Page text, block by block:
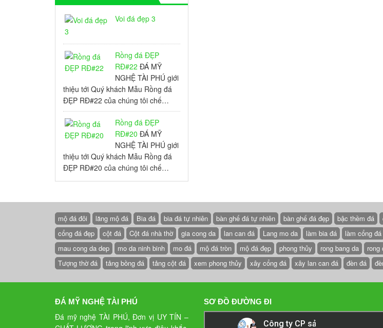
Voi đá đẹp 3
Rồng đá ĐẸP
RĐ#22 ĐÁ MỸ
NGHỆ TÀI PHÚ giới
thiệu tới Quý khách Mẫu Rồng đá
ĐẸP RĐ#22 của chúng tôi chế…
Rồng đá ĐẸP
RĐ#20 ĐÁ MỸ
NGHỆ TÀI PHÚ giới
thiệu tới Quý khách Mẫu Rồng đá
ĐẸP RĐ#20 của chúng tôi chế…
mộ đá đôi lăng mộ đá Bia đá bia đá tự nhiên bàn ghế đá tự nhiên bàn ghế đá đẹp bậc thềm đá
cổng đá đẹp
cột đá Cột đá nhà thờ gia cong da lan can đá Lang mo da làm bia đá làm cổng đá
mau cong da dep
mo da ninh binh mo đá mộ đá tròn mộ đá đẹp phong thủy rong bang da rong
Tượng thờ đá
tảng bồng đá tảng cột đá xem phong thủy xây cổng đá xây lan can đá đèn đá
ĐÁ MỸ NGHỆ TÀI PHÚ
Đá mỹ nghệ TÀI PHÚ, Đơn vị UY TÍN –
SƠ ĐỒ ĐƯỜNG ĐI